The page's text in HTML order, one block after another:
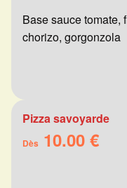
Base sauce tomate,
chorizo, gorgonzola
Pizza savoyarde
Dès 10.00 €